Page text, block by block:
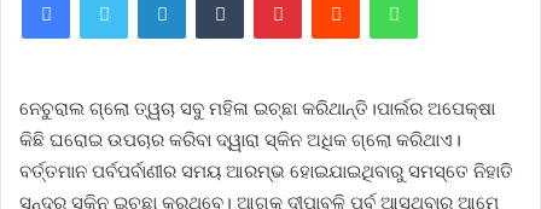
ନେଚୁରାଲ ଗ୍ଲୋ ତ୍ୱଚା ସବୁ ମହିଳା ଇଚ୍ଛା କରିଥାନ୍ତି।ପାର୍ଲର ଅପେକ୍ଷା
କିଛି ଘରୋଇ ଉପଚାର କରିବା ଦ୍ୱାରା ସ୍କିନ ଅଧିକ ଗ୍ଲୋ କରିଥାଏ।
ବର୍ତ୍ତମାନ ପର୍ବପର୍ବାଣୀର ସମୟ ଆରମ୍ଭ ହୋଇଯାଇଥିବାରୁ ସମସ୍ତେ ନିହାତି
ସୁନ୍ଦର ସ୍କିନ ଇଚ୍ଛା କରୁଥିବେ। ଆଗକୁ ଦୀପାବଳି ପର୍ବ ଆସୁଥିବାରୁ ଆମେ